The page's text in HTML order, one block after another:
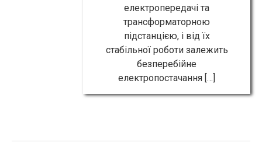
електропередачі та
трансформаторною
підстанцією, і від їх
стабільної роботи залежить
безперебійне
електропостачання […]